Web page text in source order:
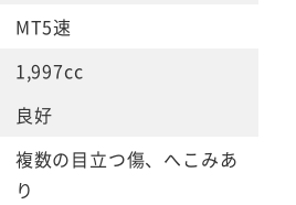
MT5速
1,997cc
良好
複数の目立つ傷、へこみあ
り